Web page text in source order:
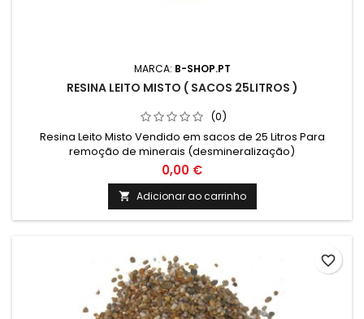
MARCA: B-SHOP.PT
RESINA LEITO MISTO ( SACOS 25LITROS )
(0)
Resina Leito Misto Vendido em sacos de 25 Litros Para
remoção de minerais (desmineralização)
0,00 €
 Adicionar ao carrinho
favorite_border